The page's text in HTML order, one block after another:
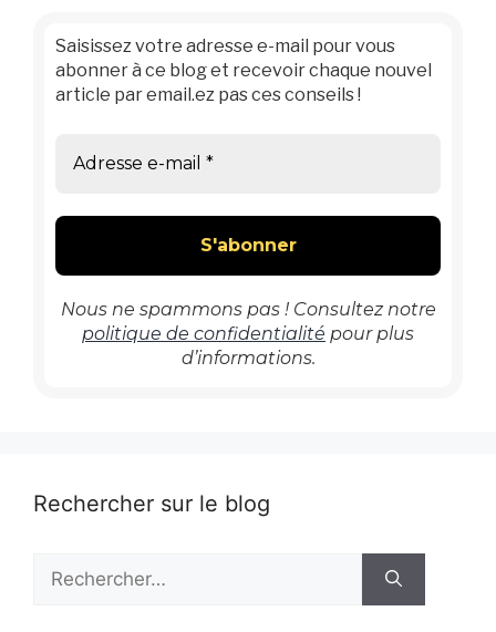
Saisissez votre adresse e-mail pour vous
abonner à ce blog et recevoir chaque nouvel
article par email.ez pas ces conseils !
Nous ne spammons pas ! Consultez notre
politique de confidentialité pour plus
d’informations.
Rechercher sur le blog